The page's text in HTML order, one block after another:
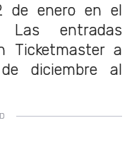
de enero en el
Las entradas
Ticketmaster a
diciembre al